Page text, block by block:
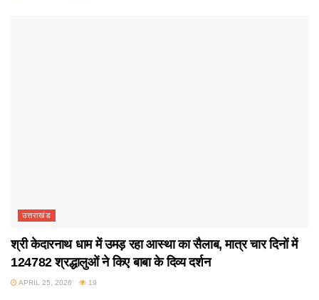
उत्तराखंड
श्री केदारनाथ धाम में उमड़ रहा आस्था का सैलाब, मात्र चार दिनों में
124782 श्रद्धालुओं ने किए बाबा के दिव्य दर्शन
APRIL 25, 2026 19